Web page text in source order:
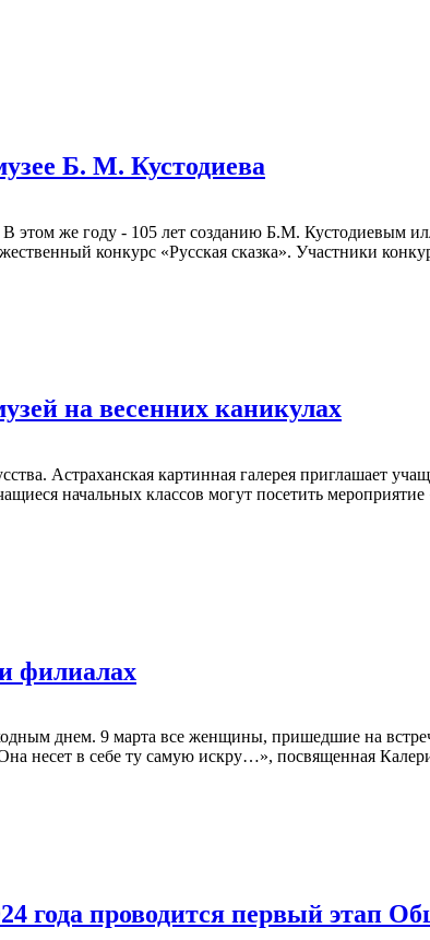
Б. М. Кустодиева
этом же году - 105 лет созданию Б.М. Кустодиевым
конкурс «Русская сказка». Участники
на весенних каникулах
Астраханская картинная галерея приглашает
начальных классов могут посетить
филиалах
днем. 9 марта все женщины, пришедшие на
несет в себе ту самую искру…», посвященная
года проводится первый этап